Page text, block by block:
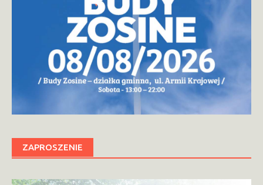
ZAPROSZENIE